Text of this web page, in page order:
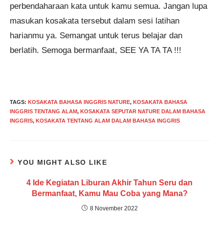
perbendaharaan kata untuk kamu semua. Jangan lupa
masukan kosakata tersebut dalam sesi latihan
harianmu ya. Semangat untuk terus belajar dan
berlatih. Semoga bermanfaat, SEE YA TA TA !!!
TAGS: KOSAKATA BAHASA INGGRIS NATURE, KOSAKATA BAHASA
INGGRIS TENTANG ALAM, KOSAKATA SEPUTAR NATURE DALAM BAHASA
INGGRIS, KOSAKATA TENTANG ALAM DALAM BAHASA INGGRIS
YOU MIGHT ALSO LIKE
4 Ide Kegiatan Liburan Akhir Tahun Seru dan
Bermanfaat, Kamu Mau Coba yang Mana?
8 November 2022